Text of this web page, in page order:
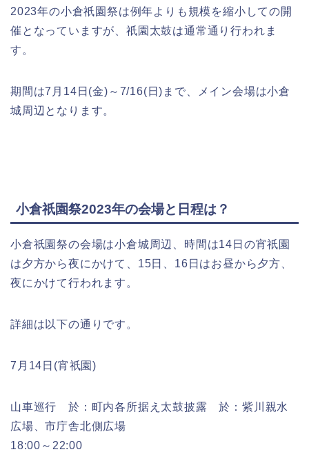
2023年の小倉祇園祭は例年よりも規模を縮小しての開
催となっていますが、祇園太鼓は通常通り行われま
す。
期間は7月14日(金)～7/16(日)まで、メイン会場は小倉
城周辺となります。
小倉祇園祭2023年の会場と日程は？
小倉祇園祭の会場は小倉城周辺、時間は14日の宵祇園
は夕方から夜にかけて、15日、16日はお昼から夕方、
夜にかけて行われます。
詳細は以下の通りです。
7月14日(宵祇園)
山車巡行 於：町内各所据え太鼓披露 於：紫川親水
広場、市庁舎北側広場
18:00～22:00